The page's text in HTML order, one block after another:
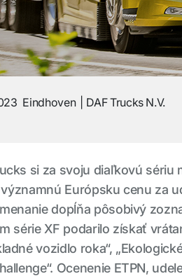
Eindhoven DAF Trucks N.V.
si za svoju diaľkovú sériu
Európsku cenu za
dopĺňa pôsobivý
série XF podarilo získať
vozidlo roka“,
Ocenenie ETPN,